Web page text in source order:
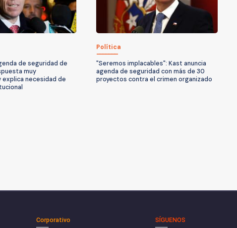
de seguridad de
muy
necesidad de
Política
"Seremos implacables": Kast anuncia
agenda de seguridad con más de 30
proyectos contra el crimen organizado
Corporativo SÍGUENOS